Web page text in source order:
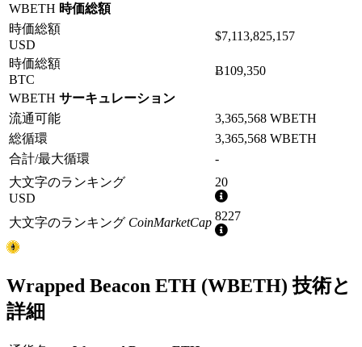
WBETH 時価総額
時価総額
USD
$7,113,825,157
時価総額
BTC
Ƀ109,350
WBETH サーキュレーション
流通可能
3,365,568 WBETH
総循環
3,365,568 WBETH
合計/最大循環
-
大文字のランキング
USD
20
詳
細
情
大文字のランキング CoinMarketCap 8227
詳
報
Wrapped Beacon ETH (WBETH) 技術と
詳細